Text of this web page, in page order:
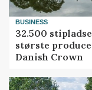
BUSINESS
32.500
største
Danish Crown